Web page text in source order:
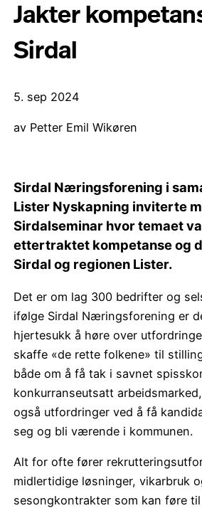
Jakter
Sirdal
5. sep 2024
av Petter Emil Wikøren
Sirdal Næringsforening i
Lister Nyskapning inviterte
Sirdalseminar hvor temaet
ettertraktet kompetanse og
Sirdal og regionen Lister.
Det er om lag 300 bedrifter og
ifølge Sirdal Næringsforening er
hjertesukk å høre over
skaffe «de rette folkene» til
både om å få tak i savnet
konkurranseutsatt
også utfordringer ved å få
seg og bli værende i kommunen.
Alt for ofte fører
midlertidige løsninger, vikarbruk
sesongkontrakter som kan føre